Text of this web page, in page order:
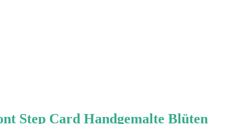
Step Card Handgemalte Blüten